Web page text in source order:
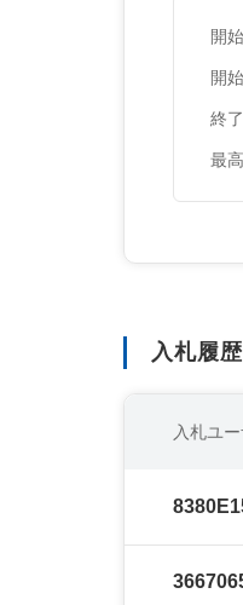
開
開
終
最
入札履歴
入札ユ